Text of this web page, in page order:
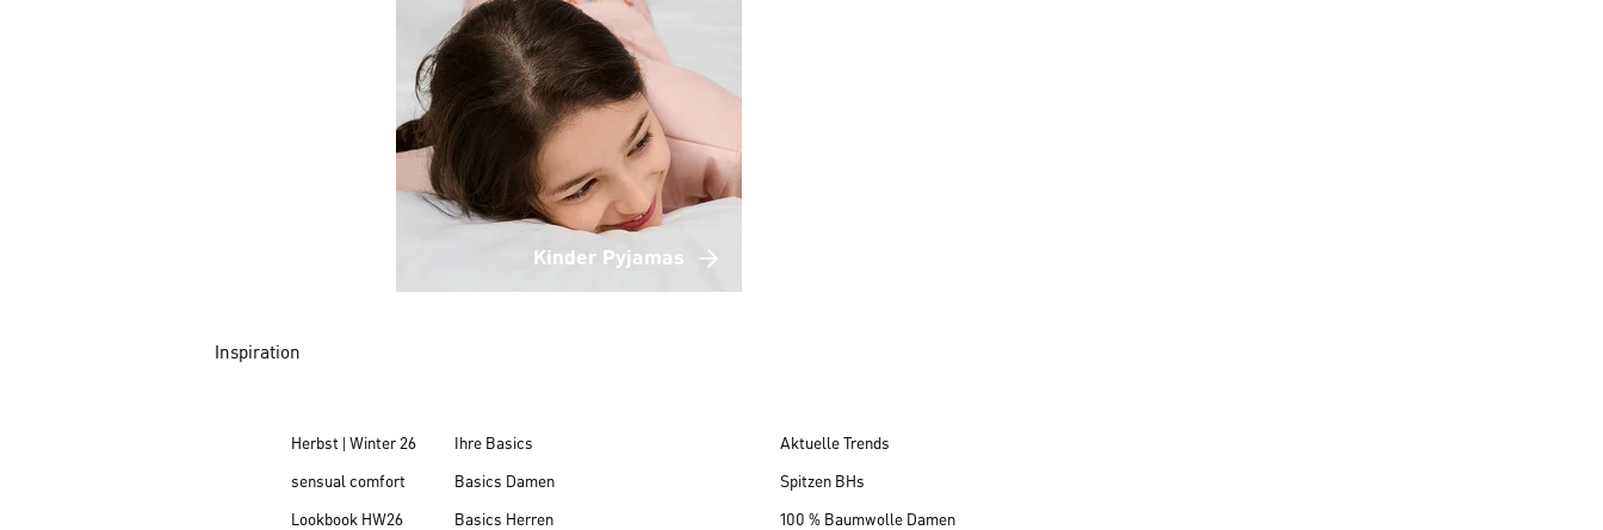
Kinder Pyjamas
Inspiration
Herbst | Winter 26
sensual comfort
Lookbook HW26
Ihre Basics
Basics Damen
Basics Herren
Aktuelle Trends
Spitzen BHs
100 % Baumwolle Damen